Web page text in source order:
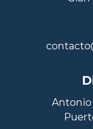
Antonio